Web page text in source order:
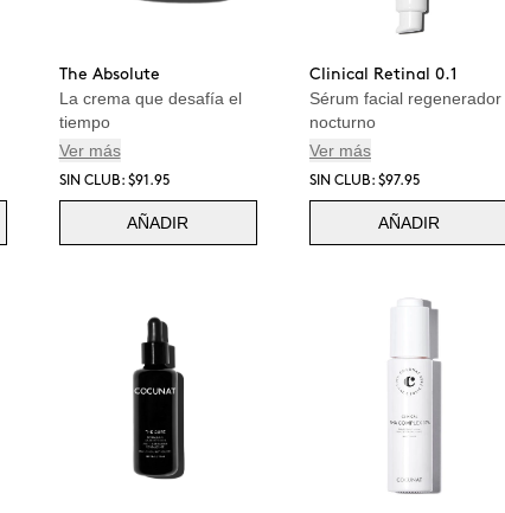
The Absolute
La crema que desafía el
tiempo
Ver más
SIN CLUB: $91.95
AÑADIR
Clinical Retinal 0.1
Sérum facial regenerador
nocturno
Ver más
SIN CLUB: $97.95
AÑADIR